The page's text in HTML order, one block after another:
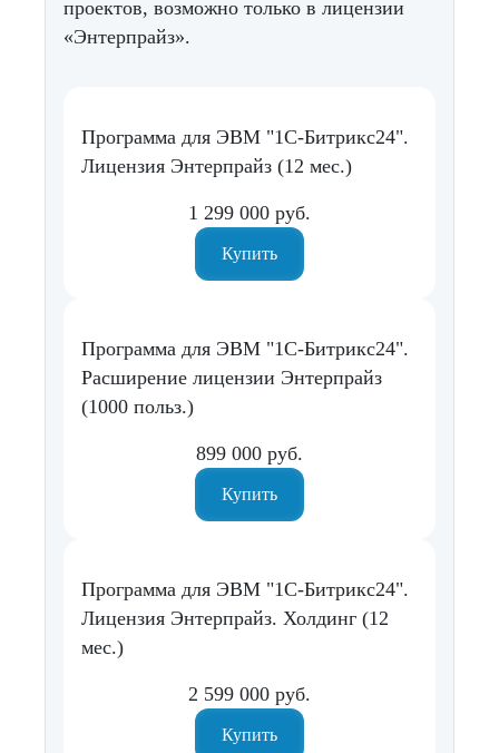
проектов, возможно только в лицензии
«Энтерпрайз».
Программа для ЭВМ "1С-Битрикс24".
Лицензия Энтерпрайз (12 мес.)
1 299 000 руб.
Купить
Программа для ЭВМ "1С-Битрикс24".
Расширение лицензии Энтерпрайз
(1000 польз.)
899 000 руб.
Купить
Программа для ЭВМ "1С-Битрикс24".
Лицензия Энтерпрайз. Холдинг (12
мес.)
2 599 000 руб.
Купить